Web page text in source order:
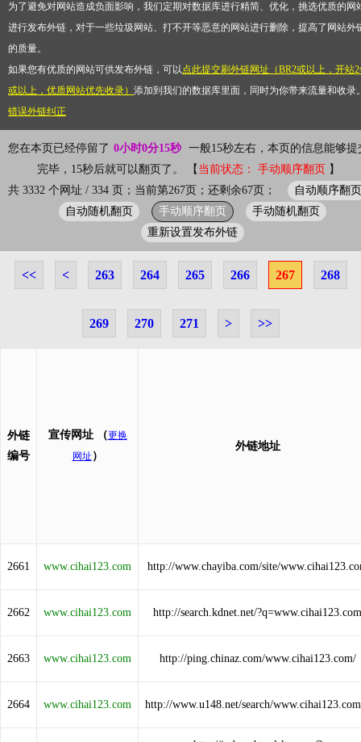
为了避免对网站造成负面影响，我们定期对数据库进行精简、优化，挑选优质的网
进行发布外链，对于一些垃圾网站、打不开等恶意的网站进行删除，提高了网站外
的质量。
如果您有优质的网站可供发布外链，可以点此提交刷外链网址（BR2或以上，开站
或以上，优质网站优先收录） 添加到我们的数据库里面，同时为你带来流量和收录
错误外链纠正
您在本页已经停留了 0小时0分15秒 一般15秒左右，本页的信息能够提
完毕，15秒后就可以翻页了。 【 当前状态： 手动顺序翻页 】
共 3332 个网址 / 334 页；当前第267页；还剩余67页；
自动顺序翻页
自动随机翻页
手动顺序翻页
手动随机翻页
重新设置发布外链
<< < 263 264 265 266 267 268
269 270 271 > >>
外链
编号
宣传网址 （更换
网址 ）
外链地址
2661 www.cihai123.com http://www.chayiba.com/site/
2662 www.cihai123.com http://search.kdnet.net/?q=www.cihai123.com
2663 www.cihai123.com http://ping.chinaz.com/www.cihai123.com/
2664 www.cihai123.com http://www.u148.net/search/